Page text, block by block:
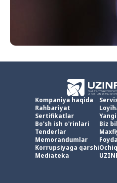
Kompaniya haqida
Rahbariyat
Sertifikatlar
Bo'sh ish o'rinlari
Tenderlar
Memorandumlar
Korrupsiyaga qarshi
Mediateka
Biz